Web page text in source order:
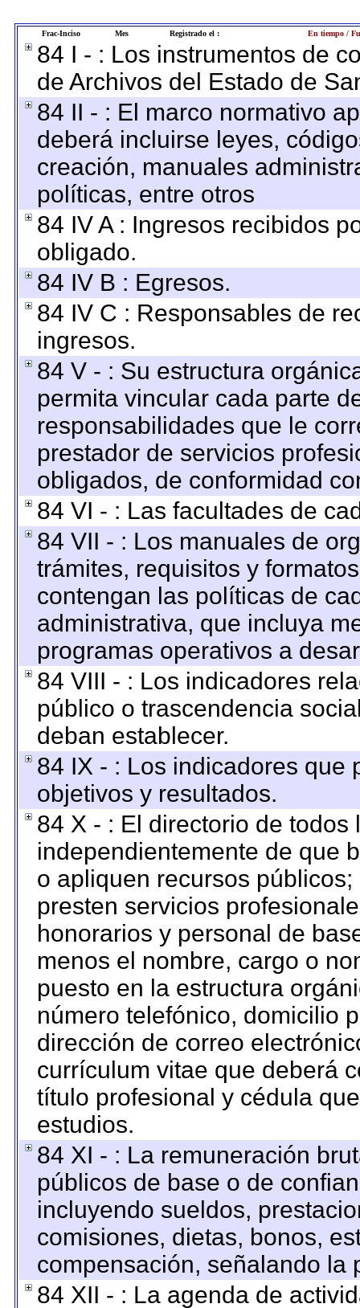
Frac-Inciso Mes Registrado el : En tiempo /
84 I - : Los instrumentos de
de Archivos del Estado de
84 II - : El marco normativo
deberá incluirse leyes,
creación, manuales
políticas, entre otros
84 IV A : Ingresos recibidos
obligado.
84 IV B : Egresos.
84 IV C : Responsables de
ingresos.
84 V - : Su estructura
permita vincular cada parte
responsabilidades que le
prestador de servicios
obligados, de conformidad
84 VI - : Las facultades de
84 VII - : Los manuales de
trámites, requisitos y
contengan las políticas de
administrativa, que incluya
programas operativos a
84 VIII - : Los indicadores
público o trascendencia
deban establecer.
84 IX - : Los indicadores que
objetivos y resultados.
84 X - : El directorio de
independientemente de que
o apliquen recursos
presten servicios
honorarios y personal de
menos el nombre, cargo o
puesto en la estructura
número telefónico, domicilio
dirección de correo
currículum vitae que deberá
título profesional y cédula
estudios.
84 XI - : La remuneración
públicos de base o de
incluyendo sueldos,
comisiones, dietas, bonos,
compensación, señalando la
84 XII - : La agenda de